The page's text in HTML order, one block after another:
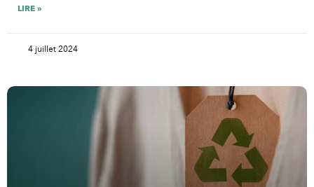
LIRE »
4 juillet 2024